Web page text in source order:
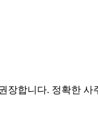
합니다. 정확한